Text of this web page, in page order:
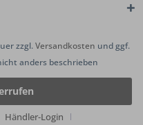
zzgl.Versandkosten und ggf.
anders beschrieben
Händler-Login